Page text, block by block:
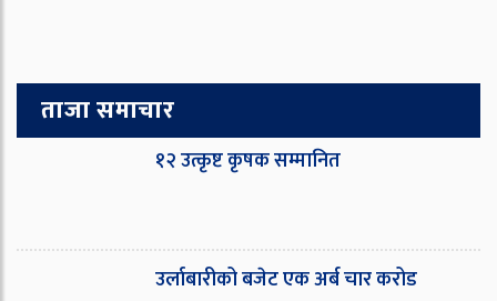
ताजा समाचार
१२ उत्कृष्ट कृषक सम्मानित
उर्लाबारीको बजेट एक अर्ब चार करोड